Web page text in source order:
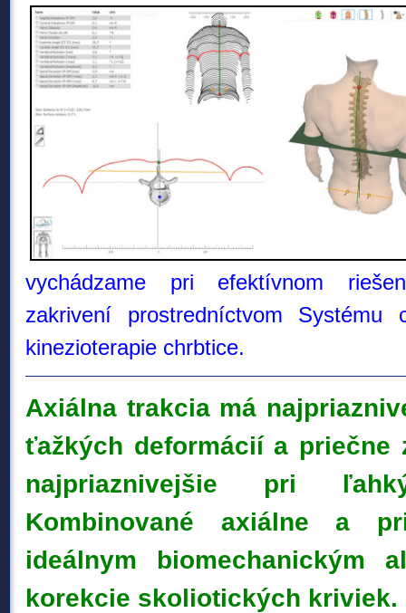
vychádzame pri efektívnom
zakrivení prostredníctvom Systému
kinezioterapie chrbtice.
Axiálna trakcia má
ťažkých deformácií a priečne
najpriaznivejšie pri
Kombinované axiálne a
ideálnym biomechanickým
korekcie skoliotických kriviek.